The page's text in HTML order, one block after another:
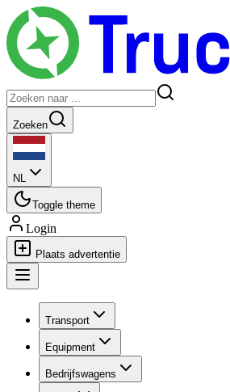
Zoeken
NL
Toggle theme
Login
Plaats advertentie
Transport
Equipment
Bedrijfswagens